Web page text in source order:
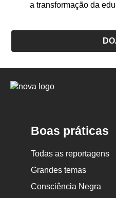
a transformação da
Logo
Boas práticas
Todas as reportagens
Grandes temas
Consciência Negra